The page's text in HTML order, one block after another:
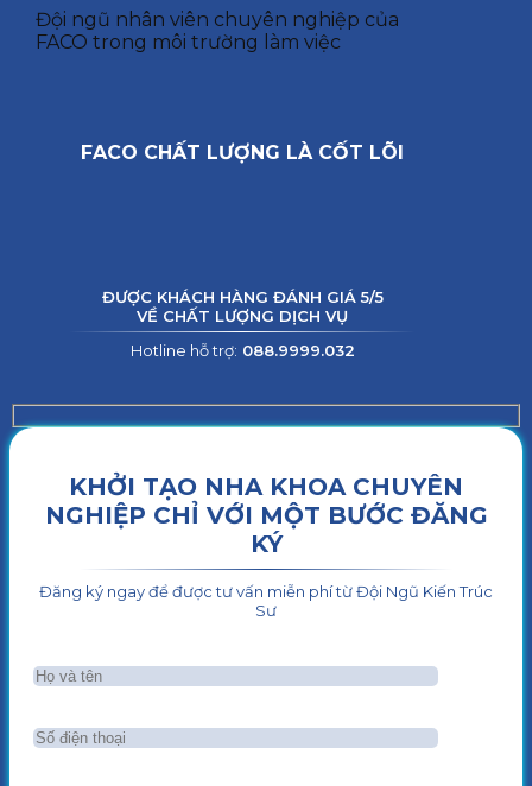
Đội ngũ nhân viên chuyên nghiệp của
FACO trong môi trường làm việc
FACO CHẤT LƯỢNG LÀ CỐT LÕI
ĐƯỢC KHÁCH HÀNG ĐÁNH GIÁ 5/5
VỀ CHẤT LƯỢNG DỊCH VỤ
Hotline hỗ trợ: 088.9999.032
KHỞI TẠO NHA KHOA CHUYÊN
NGHIỆP CHỈ VỚI MỘT BƯỚC ĐĂNG
KÝ
Đăng ký ngay để được tư vấn miễn phí từ Đội Ngũ Kiến Trúc
Sư